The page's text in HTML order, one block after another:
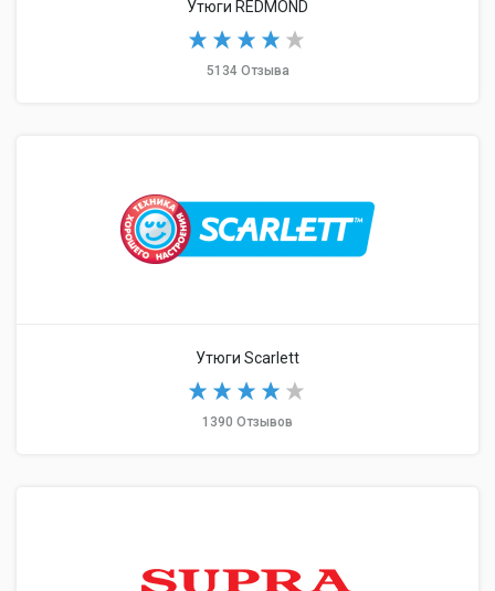
Утюги REDMOND
5134 Отзыва
Утюги Scarlett
1390 Отзывов